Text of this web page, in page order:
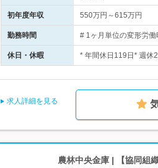
初年度年収 550万円～615万円
勤務時間 # 1ヶ月単位の変形労
休日・休暇 * 年間休日119日* 週
求人詳細を見る
農林中央金庫 | 【協同組